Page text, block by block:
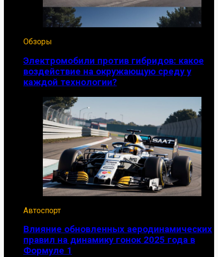
Обзоры
Электромобили против гибридов: какое
воздействие на окружающую среду у
каждой технологии?
Автоспорт
Влияние обновленных аеродинамических
правил на динамику гонок 2025 года в
Формуле 1